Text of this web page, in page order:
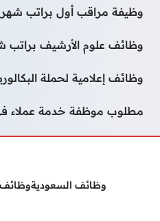
وظيفة مراقب أول براتب
وظائف علوم الأرشيف براتب شهري
وظائف إعلامية لحملة
مطلوب موظفة خدمة عملاء
وظائف السعوديةوظائف